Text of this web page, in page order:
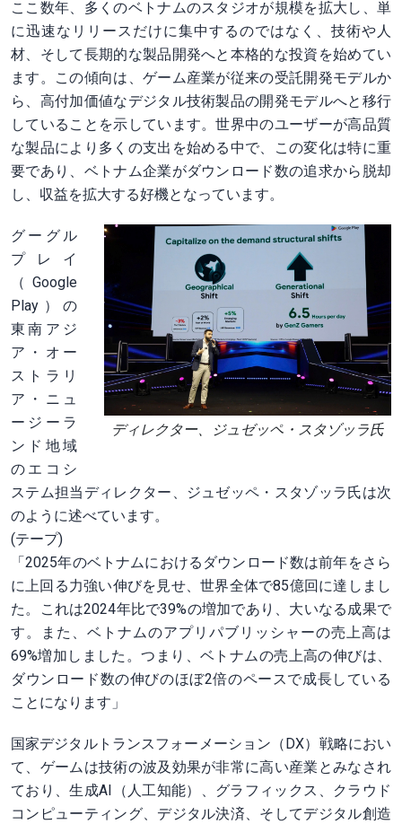
ここ数年、多くのベトナムのスタジオが規模を拡大し、単
に迅速なリリースだけに集中するのではなく、技術や人
材、そして長期的な製品開発へと本格的な投資を始めてい
ます。この傾向は、ゲーム産業が従来の受託開発モデルか
ら、高付加価値なデジタル技術製品の開発モデルへと移行
していることを示しています。世界中のユーザーが高品質
な製品により多くの支出を始める中で、この変化は特に重
要であり、ベトナム企業がダウンロード数の追求から脱却
し、収益を拡大する好機となっています。
ディレクター、ジュゼッペ・スタゾッラ氏
グーグル
プレイ
（Google
Play）の
東南アジ
ア・オー
ストラリ
ア・ニュ
ージーラ
ンド地域
のエコシ
ステム担当ディレクター、ジュゼッペ・スタゾッラ氏は次
のように述べています。
(テープ)
「2025年のベトナムにおけるダウンロード数は前年をさら
に上回る力強い伸びを見せ、世界全体で85億回に達しまし
た。これは2024年比で39%の増加であり、大いなる成果で
す。また、ベトナムのアプリパブリッシャーの売上高は
69%増加しました。つまり、ベトナムの売上高の伸びは、
ダウンロード数の伸びのほぼ2倍のペースで成長している
ことになります」
国家デジタルトランスフォーメーション（DX）戦略におい
て、ゲームは技術の波及効果が非常に高い産業とみなされ
ており、生成AI（人工知能）、グラフィックス、クラウド
コンピューティング、デジタル決済、そしてデジタル創造